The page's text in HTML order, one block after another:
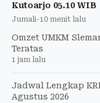
Kutoarjo 05.10 WIB
Jumali-10 menit lalu
Omzet UMKM
Teratas
1 jam lalu
Jadwal Lengkap
Agustus 2026